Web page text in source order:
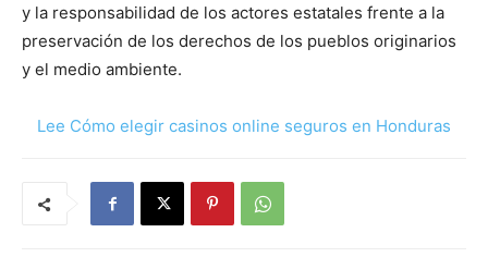
y la responsabilidad de los actores estatales frente a la
preservación de los derechos de los pueblos originarios
y el medio ambiente.
Lee Cómo elegir casinos online seguros en Honduras